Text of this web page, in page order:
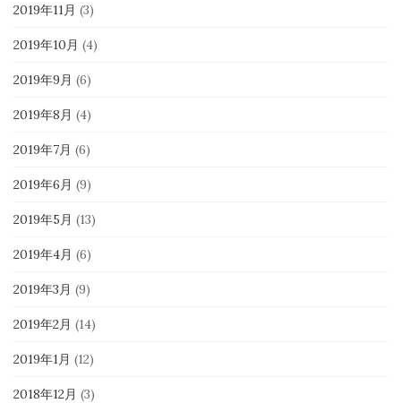
2019年11月 (3)
2019年10月 (4)
2019年9月 (6)
2019年8月 (4)
2019年7月 (6)
2019年6月 (9)
2019年5月 (13)
2019年4月 (6)
2019年3月 (9)
2019年2月 (14)
2019年1月 (12)
2018年12月 (3)